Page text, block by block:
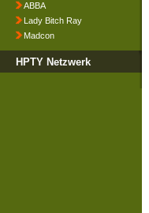
ABBA
Lady Bitch Ray
Madcon
HPTY Netzwerk